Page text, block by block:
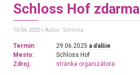
Schloss Hof zdarma
10.06.2025 Autor: Simona
Termín: 29.06.2025a ďalšie
Mesto:
Schloss Hof
Zdroj:
stránka organizátora